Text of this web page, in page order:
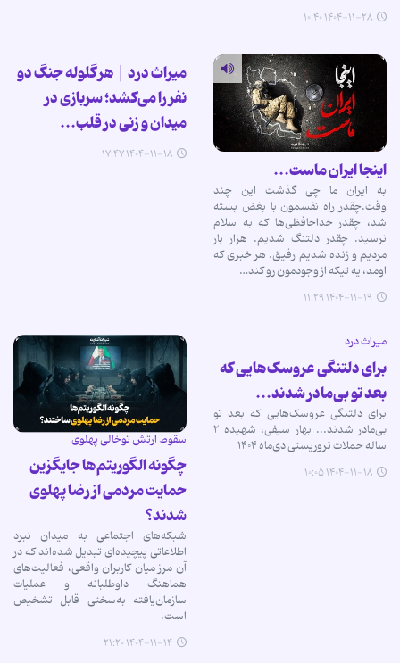
۱۴۰۴-۱۱-۲۸ ۱۰:۴۰
اینجا ایران ماست...
به ایران ما چی گذشت این چند
وقت.چقدر راه نفسمون با بغض بسته
شد، چقدر خداحافظی‌ها که به سلام
نرسید. چقدر دلتنگ شدیم. هزار بار
مردیم و زنده شدیم رفیق. هر خبری که
اومد، یه تیکه از وجودمون رو کند…
۱۴۰۴-۱۱-۱۹ ۱۱:۲۹
میراث درد | هر گلوله جنگ دو
نفر را می‌کشد؛ سربازی در
میدان و زنی در قلب...
۱۴۰۴-۱۱-۱۸ ۱۷:۴۷
میراث درد
برای دلتنگی عروسک‌هایی که
بعد تو بی‌مادر شدند...
برای دلتنگی عروسک‌هایی که بعد تو
بی‌مادر شدند... بهار سیفی، شهیده ۲
ساله حملات تروریستی دی‌ماه ۱۴۰۴
۱۴۰۴-۱۱-۱۸ ۱۰:۰۵
سقوط ارتش توخالی پهلوی
چگونه الگوریتم‌ها جایگزین
حمایت مردمی از رضا پهلوی
شدند؟
شبکه‌های اجتماعی به میدان نبرد
اطلاعاتی پیچیده‌ای تبدیل شده‌اند که در
آن مرز میان کاربران واقعی، فعالیت‌های
هماهنگ داوطلبانه و عملیات
سازمان‌یافته به‌سختی قابل تشخیص
است.
۱۴۰۴-۱۱-۱۴ ۲۱:۲۰